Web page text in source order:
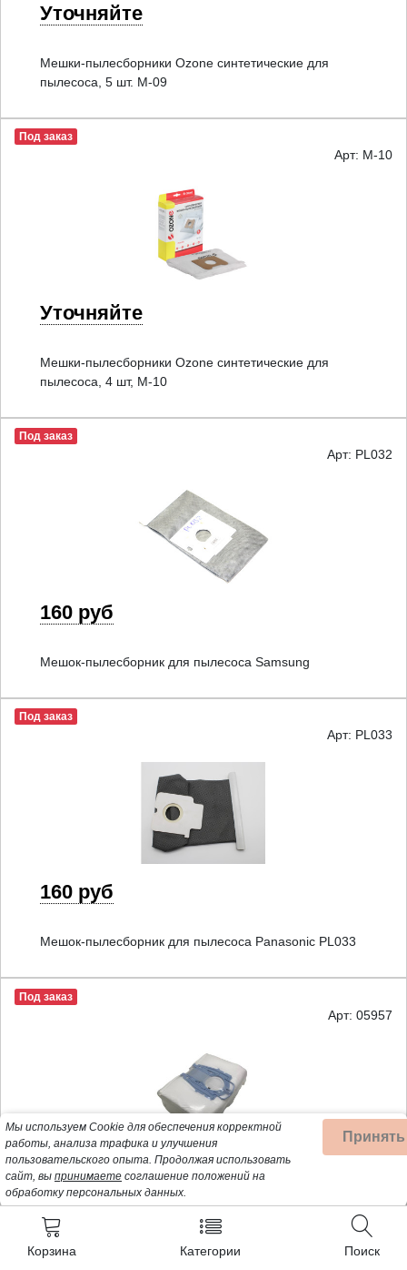
Корзина Категории Поиск
Уточняйте
Мешки-пылесборники Ozone синтетические для
пылесоса, 5 шт. M-09
Под заказ
Арт: M-10
Уточняйте
Мешки-пылесборники Ozone синтетические для
пылесоса, 4 шт, M-10
Под заказ
Арт: PL032
160 руб
Мешок-пылесборник для пылесоса Samsung
Под заказ
Арт: PL033
160 руб
Мешок-пылесборник для пылесоса Panasonic PL033
Под заказ
Арт: 05957
580 руб
05957 Filtero SIE 05 (4) Allergo, пылесборники
Мы используем Cookie для обеспечения корректной
работы, анализа трафика и улучшения
пользовательского опыта. Продолжая использовать
сайт, вы принимаете соглашение положений на
обработку персональных данных.
Принять